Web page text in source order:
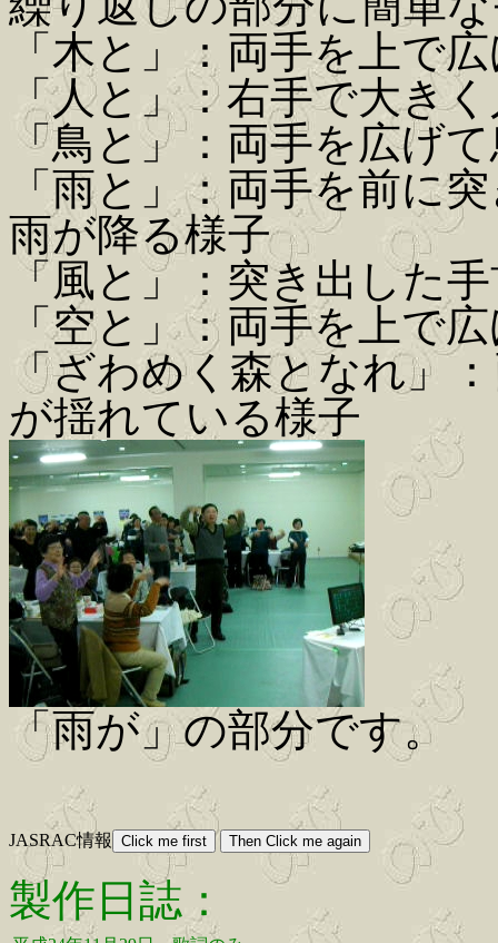
「木と」：両手を上で
「人と」：右手で大き
「鳥と」：両手を広げ
「雨と」：両手を前に
雨が降る様子
「風と」：突き出した
「空と」：両手を上で
「ざわめく森となれ」
が揺れている様子
「雨が」の部分です。
JASRAC情報
製作日誌：